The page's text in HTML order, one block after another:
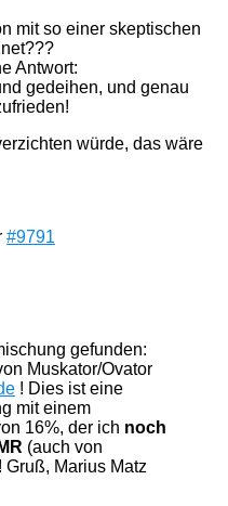
mit so einer skeptischen
Antwort:
gedeihen, und genau
würde, das wäre
#9791
gefunden:
Muskator/Ovator
! Dies ist eine
mit einem
16%, der ich noch
(auch von
Gruß, Marius Matz